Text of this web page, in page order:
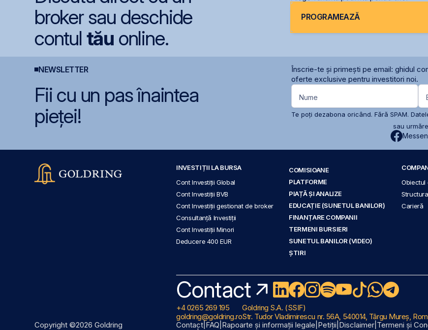
broker sau deschide
contul tău online.
PROGRAMEAZĂ
NEWSLETTER
Înscrie-te și primești pe email: ghidul
oferte exclusive pentru investitori noi.
Fii cu un pas înaintea
pieței!
Nume
Te poți dezabona oricând. Fără SPAM.
sau
INVESTIȚII LA BURSA
Cont Investiții Global
Cont Investiții BVB
Cont Investiții gestionat de broker
Consultanță Investiții
Cont Investiții Minori
Deducere 400 EUR
COMISIOANE
PLATFORME
PIAȚĂ ȘI ANALIZE
EDUCAȚIE (SUNETUL BANILOR)
FINANȚARE COMPANII
TERMENI BURSIERI
SUNETUL BANILOR (VIDEO)
ȘTIRI
Obiectul
Carieră
Contact
+4 0265 269 195
goldring@goldring.ro
Goldring S.A. (SSIF)
Str. Tudor Vladimirescu nr. 56A, 540014, Târgu Mureș,
Copyright ©2026 Goldring
Contact FAQ Rapoarte și informații legale Petiții Disclaimer Termeni și